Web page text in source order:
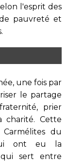
l'esprit des
pauvreté et
une fois par
le partage
prier
charité. Cette
du
ont eu la
qui sert entre